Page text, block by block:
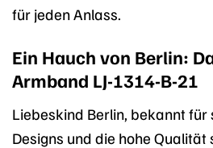
für jeden Anlass.
Ein Hauch von Berlin:
Armband LJ-1314-B-21
Liebeskind Berlin, bekannt für
Designs und die hohe Qualität